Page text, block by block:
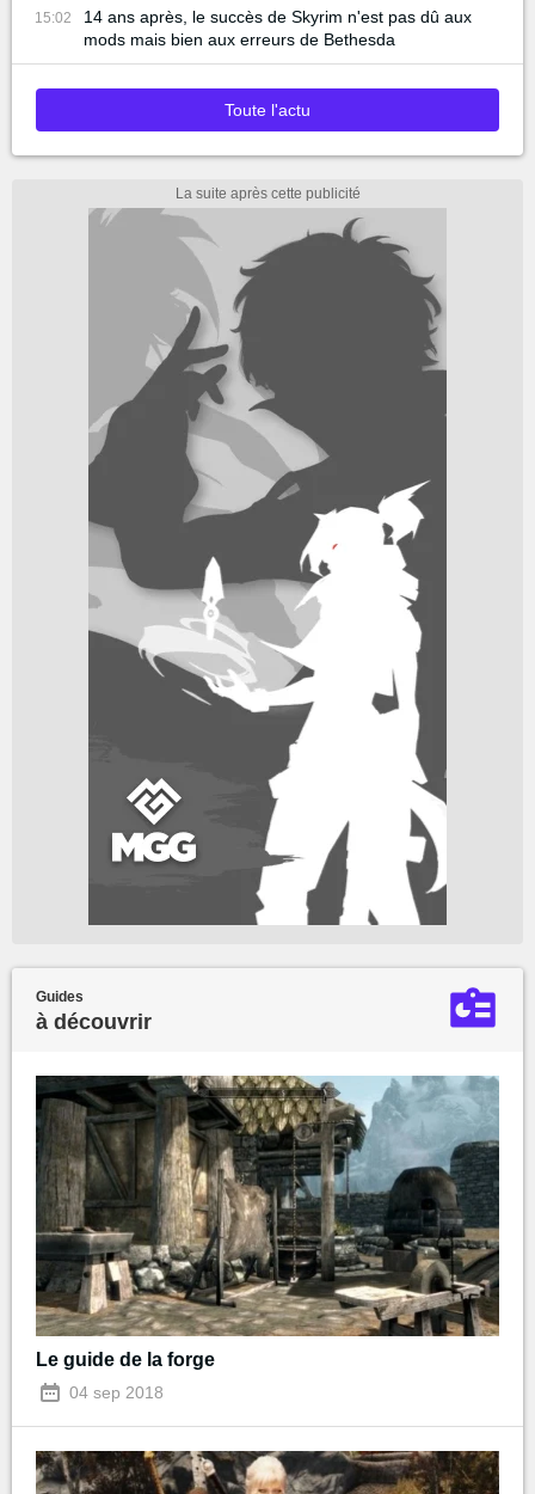
15:02
14 ans après, le succès de Skyrim n'est pas dû aux
mods mais bien aux erreurs de Bethesda
Toute l'actu
Guides
à découvrir
Le guide de la forge
04 sep 2018